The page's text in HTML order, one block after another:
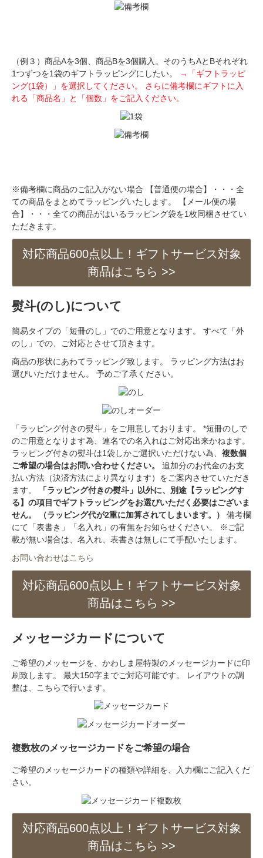
（例３）商品Aを3個、商品Bを3個購入。そのうちAとBそれぞれ
1つずつを1袋のギフトラッピングにしたい。
→「ギフトラッピ
ング(1袋）」を選択してください。
さらに備考欄にギフトに入
れる「商品名」と「個数」をご記入ください。
※備考欄に商品のご記入がない場合 【普通便の場合】・・・全
ての商品をまとめてラッピングいたします。 【メール便の場
合】・・・全ての商品がはいるラッピング袋を1枚同梱させてい
ただきます。
対応商品600点以上！ギフトサービス対象
商品はこちら >>
熨斗(のし)について
簡易タイプの「短冊のし」でのご用意となります。 すべて「外
のし」での、ご対応とさせて頂きます。
商品の形状にあわてラッピング致します。 ラッピング方法はお
選びいただけません。 予めご了承ください。
「ラッピング付きの熨斗」をご用意しております。 *短冊のしで
のご用意となります為、連名での名入れはご対応出来かねます。
ラッピング付きの熨斗は1袋しかご選択いただけない為、 複数個
ご希望の場合はお問い合わせください。
追加分のお代金のお支
払い方法（決済方法により異なります）をご案内させていただき
ます。
「ラッピング付きの熨斗」以外に、別途【ラッピングす
る】の項目でギフトラッピングをお選びいただく必要はございま
せん。 （ラッピング代が2重に加算されてしまいます。）
備考欄
にて「表書き」「名入れ」の有無をお知らせください。 ※ご記
載が無い場合は、名入れ、表書きは無しにて手配いたします。
お問い合わせはこちら
対応商品600点以上！ギフトサービス対象
商品はこちら >>
メッセージカードについて
ご希望のメッセージを、かわしま屋特製のメッセージカードに印
刷致します。 最大150字までご対応可能です。 レイアウトの調
整は、こちらで行います。
複数枚のメッセージカードをご希望の場合
ご希望のメッセージカードの種類や詳細を、入力欄にご記入くだ
さい。
対応商品600点以上！ギフトサービス対象
商品はこちら >>